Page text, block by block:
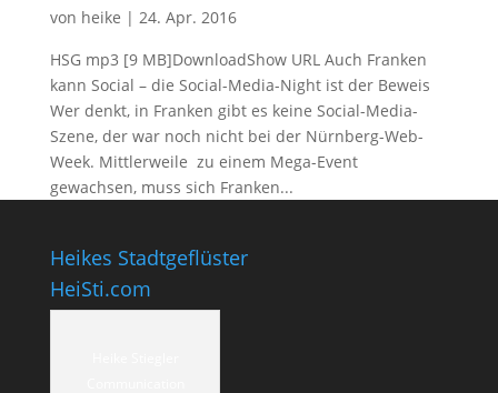
von heike | 24. Apr. 2016
HSG mp3 [9 MB]DownloadShow URL Auch Franken
kann Social – die Social-Media-Night ist der Beweis
Wer denkt, in Franken gibt es keine Social-Media-
Szene, der war noch nicht bei der Nürnberg-Web-
Week. Mittlerweile zu einem Mega-Event
gewachsen, muss sich Franken...
Heikes Stadtgeflüster
HeiSti.com